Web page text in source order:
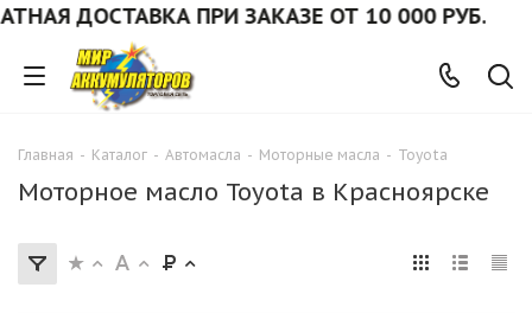
ДОСТАВКА ПРИ ЗАКАЗЕ ОТ 10 000 РУБ.
Главная - Каталог - Автомасла - Моторные масла - Toyota
Моторное масло Toyota в Красноярске